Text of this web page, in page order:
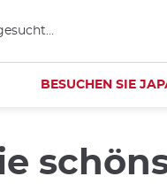
BESUCHEN SIE